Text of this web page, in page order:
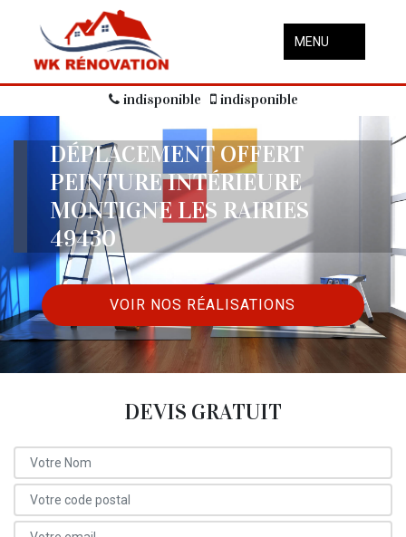
MENU
indisponible indisponible
DÉPLACEMENT OFFERT
PEINTURE INTÉRIEURE
MONTIGNE LES RAIRIES
49430
VOIR NOS RÉALISATIONS
DEVIS GRATUIT